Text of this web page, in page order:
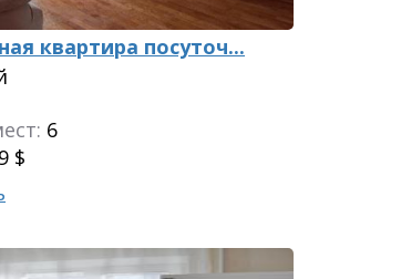
квартира посуточ...
6
$